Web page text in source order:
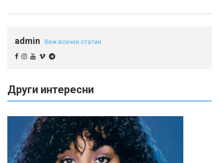
admin Виж всички статии
Други интересни